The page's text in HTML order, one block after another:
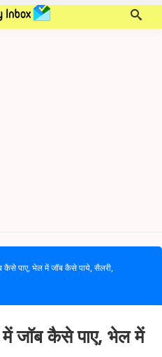
कैसे पाए, भेल में जॉब कैसे पाये, सैलरी,
जॉब कैसे पाए, भेल में